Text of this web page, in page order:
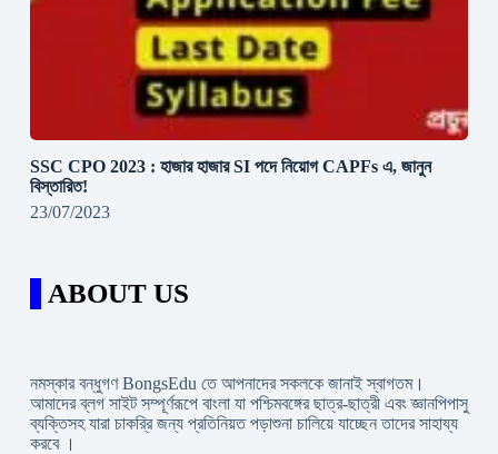
SSC CPO 2023 : হাজার হাজার SI পদে নিয়োগ CAPFs এ, জানুন
বিস্তারিত!
23/07/2023
ABOUT US
নমস্কার বন্ধুগণ BongsEdu তে আপনাদের সকলকে জানাই স্বাগতম।
আমাদের ব্লগ সাইট সম্পূর্ণরূপে বাংলা যা পশ্চিমবঙ্গের ছাত্র-ছাত্রী এবং জ্ঞানপিপাসু
ব্যক্তিসহ যারা চাকরি্র জন্য প্রতিনিয়ত পড়াশুনা চালিয়ে যাচ্ছেন তাদের সাহায্য
করবে ।